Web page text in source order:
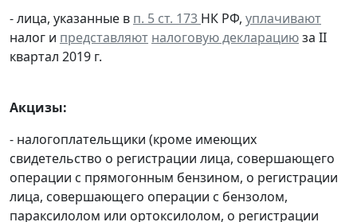
- лица, указанные в п. 5 ст. 173 НК РФ, уплачивают
налог и представляют налоговую декларациюза II
квартал 2019 г.
Акцизы:
- налогоплательщики (кроме имеющих
свидетельство о регистрации лица, совершающего
операции с прямогонным бензином, о регистрации
лица, совершающего операции с бензолом,
параксилолом или ортоксилолом, о регистрации